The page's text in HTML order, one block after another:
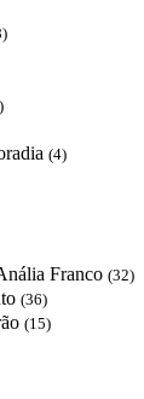
(4)
Franco (32)
(36)
(15)